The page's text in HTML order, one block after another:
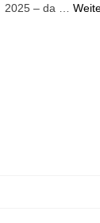
2025 – da …